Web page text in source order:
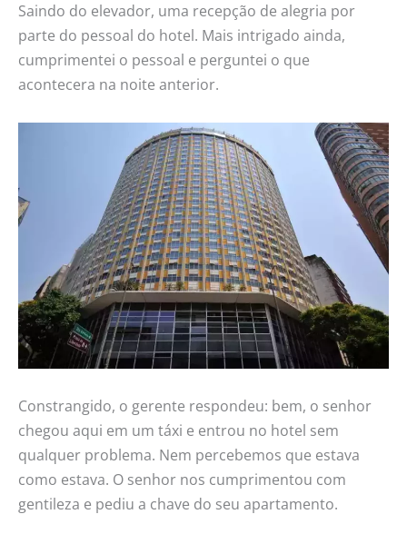
Saindo do elevador, uma recepção de alegria por
parte do pessoal do hotel. Mais intrigado ainda,
cumprimentei o pessoal e perguntei o que
acontecera na noite anterior.
Constrangido, o gerente respondeu: bem, o senhor
chegou aqui em um táxi e entrou no hotel sem
qualquer problema. Nem percebemos que estava
como estava. O senhor nos cumprimentou com
gentileza e pediu a chave do seu apartamento.